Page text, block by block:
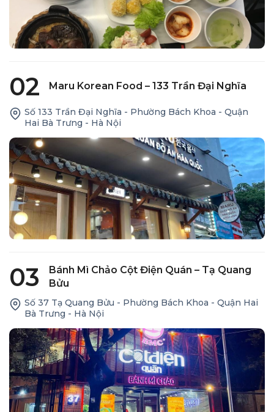
02 Maru Korean Food – 133 Trần Đại Nghĩa
Số 133 Trần Đại Nghĩa - Phường Bách Khoa - Quận
Hai Bà Trưng - Hà Nội
03
Bánh Mì Chảo Cột Điện Quán – Tạ Quang
Bửu
Số 37 Tạ Quang Bửu - Phường Bách Khoa - Quận Hai
Bà Trưng - Hà Nội